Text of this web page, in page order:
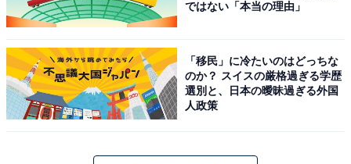
松島温泉 小松館 好風亭（画像：「松島温泉 小松館 好風亭」公式Webサイ
トより）
ではない「本当の理由」
「移民」に冷たいのはどっちな
のか？ スイスの厳格過ぎる学歴
選別と、日本の曖昧過ぎる外国
人政策